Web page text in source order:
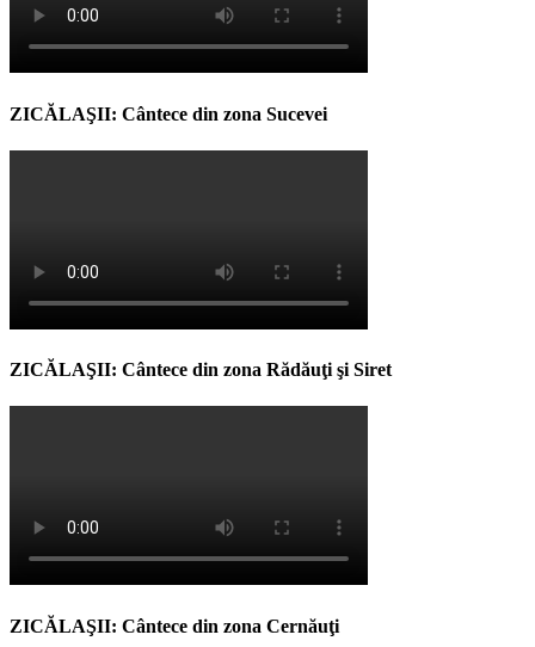
ZICĂLAŞII: Cântece din zona Sucevei
ZICĂLAŞII: Cântece din zona Rădăuţi şi Siret
ZICĂLAŞII: Cântece din zona Cernăuţi